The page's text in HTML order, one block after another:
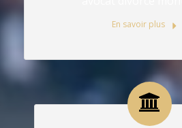
En savoir plus